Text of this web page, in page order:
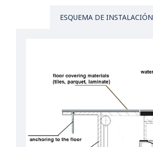
ESQUEMA DE INSTALACIÓN